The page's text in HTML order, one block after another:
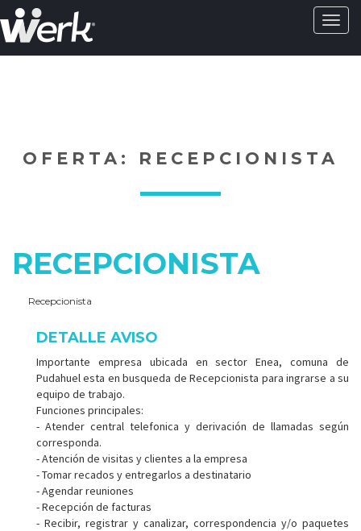
OFERTA: RECEPCIONISTA
RECEPCIONISTA
Recepcionista
DETALLE AVISO
Importante empresa ubicada en sector Enea, comuna de
Pudahuel esta en busqueda de Recepcionista para ingrarse a su
equipo de trabajo.
Funciones principales:
- Atender central telefonica y derivación de llamadas según
corresponda.
- Atención de visitas y clientes a la empresa
- Tomar recados y entregarlos a destinatario
- Agendar reuniones
- Recepción de facturas
- Recibir, registrar y canalizar, correspondencia y/o paquetes